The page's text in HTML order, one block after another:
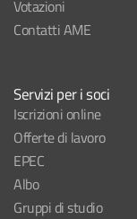
Votazioni
Contatti AME
Servizi per i soci
Iscrizioni online
Offerte di lavoro
EPEC
Albo
Gruppi di studio